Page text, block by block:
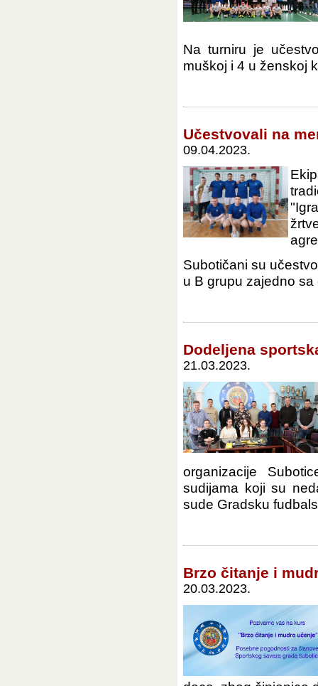
Na turniru je
muškoj i 4 u ženskoj
Učestvovali na
09.04.2023.
Subotičani su
u B grupu zajedno
Dodeljena
21.03.2023.
organizacije
sudijama koji su
sude Gradsku
Brzo čitanje i
20.03.2023.